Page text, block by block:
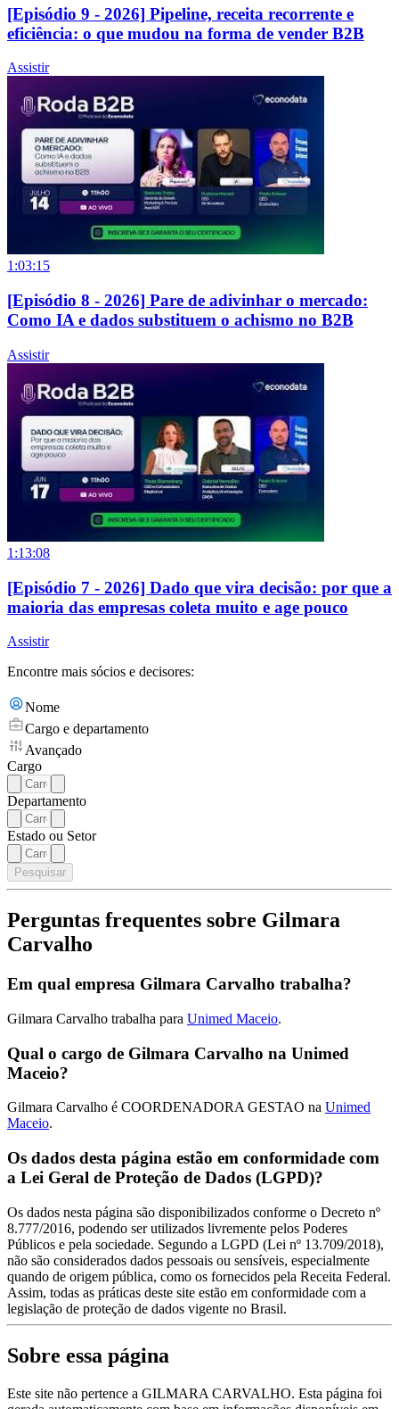
[Episódio 9 - 2026] Pipeline, receita recorrente e
eficiência: o que mudou na forma de vender B2B
Assistir
1:03:15
[Episódio 8 - 2026] Pare de adivinhar o mercado:
Como IA e dados substituem o achismo no B2B
Assistir
1:13:08
[Episódio 7 - 2026] Dado que vira decisão: por que a
maioria das empresas coleta muito e age pouco
Assistir
Encontre mais sócios e decisores:
Nome
Cargo e departamento
Avançado
Cargo
Departamento
Estado ou Setor
Pesquisar
Perguntas frequentes sobre Gilmara
Carvalho
Em qual empresa Gilmara Carvalho trabalha?
Gilmara Carvalho trabalha para Unimed Maceio.
Qual o cargo de Gilmara Carvalho na Unimed
Maceio?
Gilmara Carvalho é COORDENADORA GESTAO na Unimed
Maceio.
Os dados desta página estão em conformidade com
a Lei Geral de Proteção de Dados (LGPD)?
Os dados nesta página são disponibilizados conforme o Decreto nº
8.777/2016, podendo ser utilizados livremente pelos Poderes
Públicos e pela sociedade. Segundo a LGPD (Lei nº 13.709/2018),
não são considerados dados pessoais ou sensíveis, especialmente
quando de origem pública, como os fornecidos pela Receita Federal.
Assim, todas as práticas deste site estão em conformidade com a
legislação de proteção de dados vigente no Brasil.
Sobre essa página
Este site não pertence a GILMARA CARVALHO. Esta página foi